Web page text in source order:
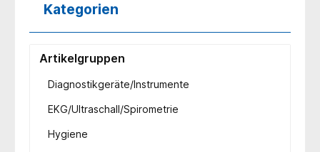
Kategorien
Artikelgruppen
Diagnostikgeräte/Instrumente
EKG/Ultraschall/Spirometrie
Hygiene